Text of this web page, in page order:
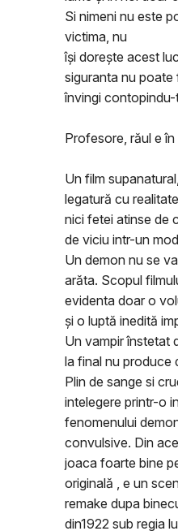
Si nimeni nu este
victima, nu
își dorește acest
siguranta nu
învingi
Profesore, răul e
Un film
legatură cu
nici fetei atinse de
de viciu intr-un
Un demon nu se
arăta. Scopul
evidenta doar o
și o luptă inedită
Un vampir înstetat
la final nu produce
Plin de sange si
intelegere printr-o
fenomenului
convulsive. Din
joaca foarte bine
originală , e un
remake dupa
din1922 sub regia